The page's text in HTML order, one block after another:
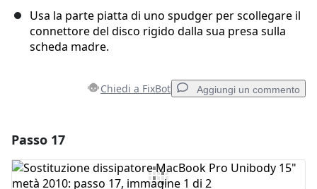
Usa la parte piatta di uno spudger per scollegare il
connettore del disco rigido dalla sua presa sulla
scheda madre.
Chiedi a FixBot Aggiungi un commento
Aggiungi Commento
Passo 17